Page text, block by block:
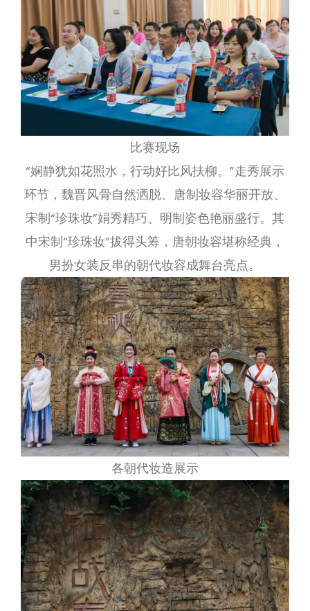
比赛现场
“娴静犹如花照水，行动好比风扶柳。”走秀展示
环节，魏晋风骨自然洒脱、唐制妆容华丽开放、
宋制“珍珠妆”娟秀精巧、明制姿色艳丽盛行。其
中宋制“珍珠妆”拔得头筹，唐朝妆容堪称经典，
男扮女装反串的朝代妆容成舞台亮点。
各朝代妆造展示